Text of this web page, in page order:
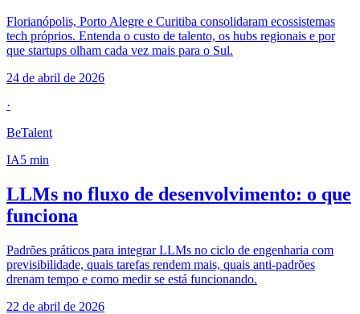
Florianópolis, Porto Alegre e Curitiba consolidaram ecossistemas
tech próprios. Entenda o custo de talento, os hubs regionais e por
que startups olham cada vez mais para o Sul.
24 de abril de 2026
·
BeTalent
IA5 min
LLMs no fluxo de desenvolvimento: o que
funciona
Padrões práticos para integrar LLMs no ciclo de engenharia com
previsibilidade, quais tarefas rendem mais, quais anti-padrões
drenam tempo e como medir se está funcionando.
22 de abril de 2026